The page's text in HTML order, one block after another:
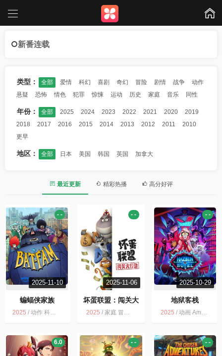
新番连载
类型： 全部 爱情 科幻 喜剧 奇幻 冒险 剧情 战争
动作
悬疑
恐怖 情色 犯罪 惊悚 运动 历史 家庭 音乐 同性
年份： 全部 2025 2024 2023 2022 2021 2020
2019
2018
2017 2016 2015 2014 2013 2012 2011
2010
更早
地区： 全部 日本 美国 韩国 英国 加拿大
最近更新 精彩热播 高分好评
2025-11-10
蝙蝠侠家族
- -
2025 / 动作 科幻 喜剧 动画 冒险
2025-11-06
坏蛋联盟：闯关大
行动
- -
2025 /家庭 冒险 动画 喜剧 犯罪 NETFLIX
2025-10-29
地狱客栈
- -
2025 / 动画 Amazon 剧情 犯罪 喜剧
6.0 - - - -